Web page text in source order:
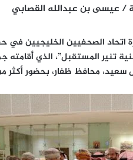
/ عيسى بن عبدالله القصابي
اتحاد الصحفيين الخليجيين في
تنير المستقبل”، الذي
بحضور أكثر من 160 صحفيًا وإعلاميًا من مختلف محافظات سلطنة